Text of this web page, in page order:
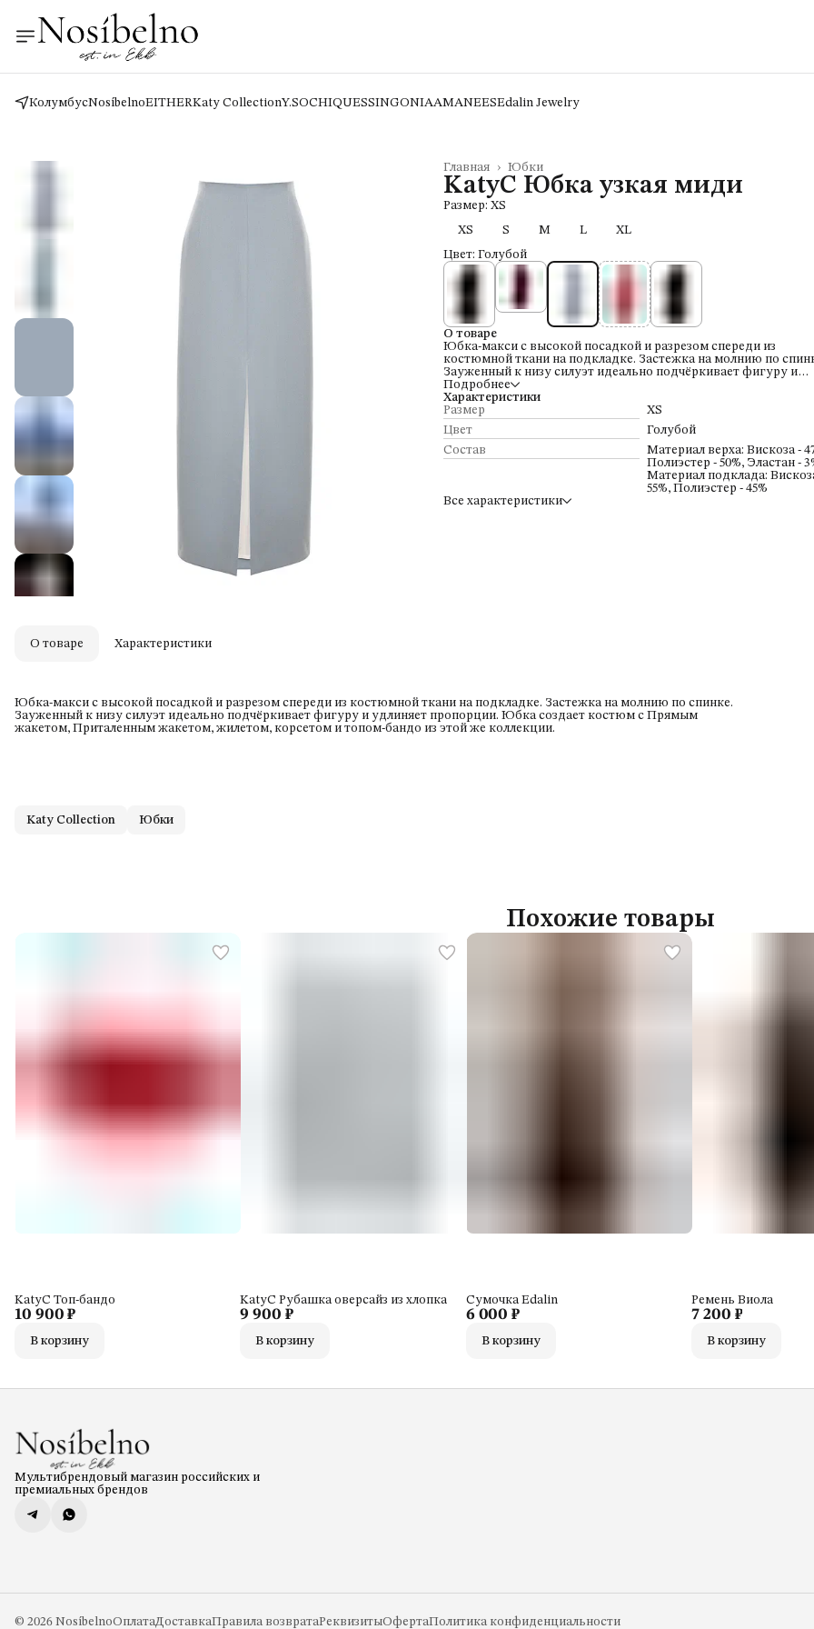
КолумбусNosíbelnoEITHERKaty CollectionY.SOCHIQUESSINGONIAAMANEESEdalin Jewelry
Юбки
Главная ›
KatyC Юбка узкая миди
Размер: XS
XS
S M L
XL
Цвет: Голубой
О товаре
Юбка-макси с высокой посадкой и разрезом спереди из
костюмной ткани на подкладке. Застежка на молнию по
Зауженный к низу силуэт идеально подчёркивает фигуру и
удлиняет пропорции. Юбка создает костюм с Прямым
Приталенным жакетом, жилетом, корсетом и топом-бандо из
же коллекции.
Подробнее
Характеристики
Размер
XS
Цвет
Голубой
Состав
Материал верха: Вискоза -
Полиэстер - 50%, Эластан -
Материал подклада:
55%, Полиэстер - 45%
Все характеристики
О товаре Характеристики
Юбка-макси с высокой посадкой и разрезом спереди из костюмной ткани на подкладке. Застежка на молнию по спинке.
Зауженный к низу силуэт идеально подчёркивает фигуру и удлиняет пропорции. Юбка создает костюм с Прямым
жакетом, Приталенным жакетом, жилетом, корсетом и топом-бандо из этой же коллекции.
Katy Collection Юбки
Похожие товары
10 900 ₽
KatyC Топ-бандо
В корзину
9 900 ₽
KatyC Рубашка оверсайз из хлопка
В корзину
6 000 ₽
Сумочка Edalin
В корзину
7 200 ₽
Ремень Виола
В корзину
Мультибрендовый магазин российских и
премиальных брендов
© 2026 NosíbelnoОплатаДоставкаПравила возвратаРеквизитыОфертаПолитика конфиденциальности